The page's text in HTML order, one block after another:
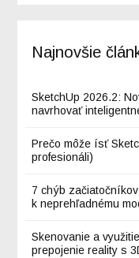
Najnovšie
SketchUp 2026.2:
navrhovať
Prečo môže ísť
profesionáli)
7 chýb
k neprehľadnému
Skenovanie a
prepojenie reality s